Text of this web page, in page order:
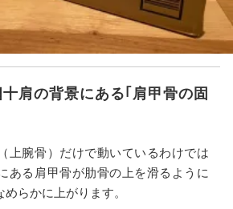
肩の背景にある｢肩甲骨の固
上腕骨）だけで動いているわけでは
ある肩甲骨が肋骨の上を滑るように
らかに上がります。